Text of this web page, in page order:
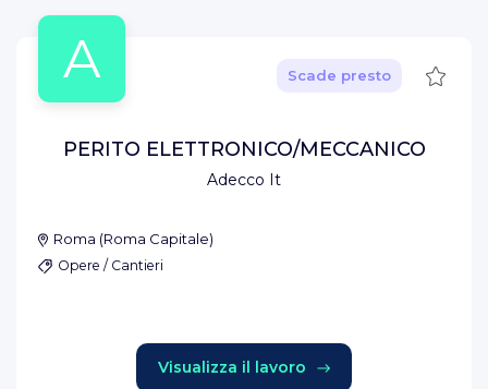
A
Adecco It
Scade presto Salva
PERITO ELETTRONICO/MECCANICO
Roma (Roma Capitale)
Opere / Cantieri
Visualizza il lavoro